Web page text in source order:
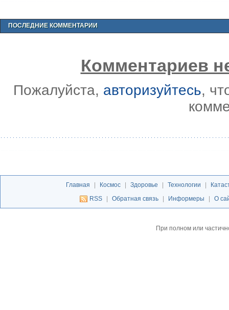
ПОСЛЕДНИЕ КОММЕНТАРИИ
Комментариев
Пожалуйста, авторизуйтесь,
Главная | Космос | Здоровье | Технологии |
RSS
| Обратная связь | Информеры | О
При полном или